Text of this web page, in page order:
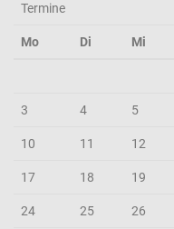
Termine
Mo Di Mi
3 4 5
10 11 12
17 18 19
24 25 26